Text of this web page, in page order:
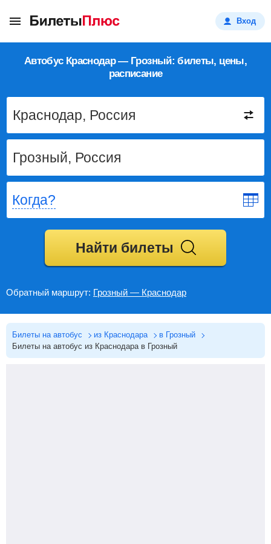
Вход
Автобус Краснодар — Грозный: билеты, цены,
расписание
Когда?
Найти билеты
Обратный маршрут: Грозный — Краснодар
Билеты на автобус из Краснодара
в Грозный
Билеты на автобус из Краснодара в Грозный